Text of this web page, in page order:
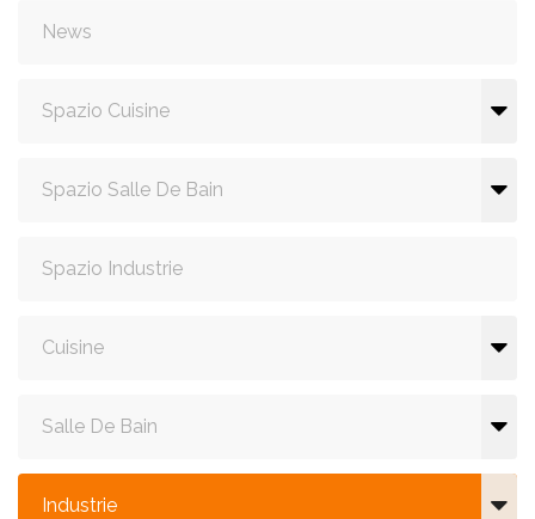
News
Spazio Cuisine
Spazio Salle De Bain
Spazio Industrie
Cuisine
Salle De Bain
Industrie